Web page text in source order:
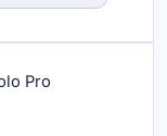
Pro